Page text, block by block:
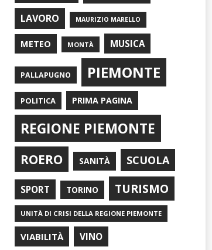
LAVORO MAURIZIO MARELLO
METEO MONTÀ MUSICA
PALLAPUGNO PIEMONTE
POLITICA PRIMA PAGINA
REGIONE PIEMONTE
ROERO SANITÀ SCUOLA
SPORT TORINO TURISMO
UNITÀ DI CRISI DELLA REGIONE PIEMONTE
VIABILITÀ VINO